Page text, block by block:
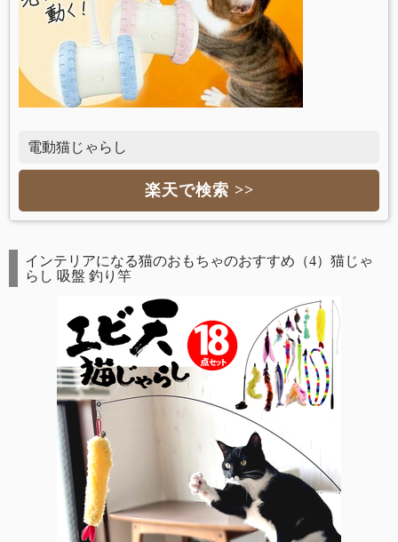
電動猫じゃらし
楽天で検索 >>
インテリアになる猫のおもちゃのおすすめ（4）猫じゃ
らし 吸盤 釣り竿